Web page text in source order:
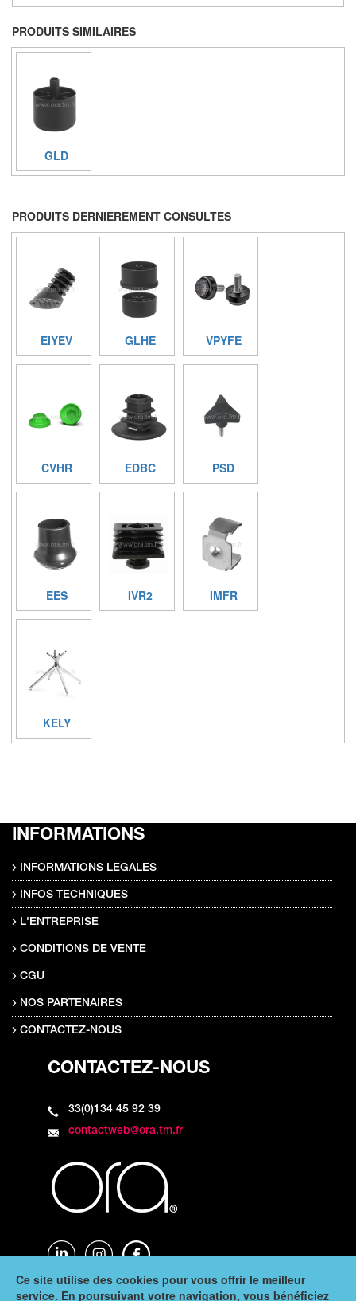
PRODUITS SIMILAIRES
GLD
PRODUITS DERNIEREMENT CONSULTES
EIYEV GLHE VPYFE
CVHR EDBC PSD
EES IVR2 IMFR
KELY
INFORMATIONS
INFORMATIONS LEGALES
INFOS TECHNIQUES
L'ENTREPRISE
CONDITIONS DE VENTE
CGU
NOS PARTENAIRES
CONTACTEZ-NOUS
CONTACTEZ-NOUS
33(0)134 45 92 39
contactweb@ora.tm.fr
Ce site utilise des cookies pour vous offrir le meilleur
service. En poursuivant votre navigation, vous bénéficiez